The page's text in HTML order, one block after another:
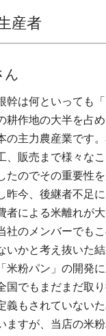
産者
ん
幹は何といっても
耕作地の大半を占
の主力農産業です
、販売まで様々な
たのでその重要性
昨今、後継者不足
者による米離れが
社のメンバーでも
いかと考え抜いた
米粉パン」の開発
国でもまだまだ取
義もされていない
ますが、当店の米